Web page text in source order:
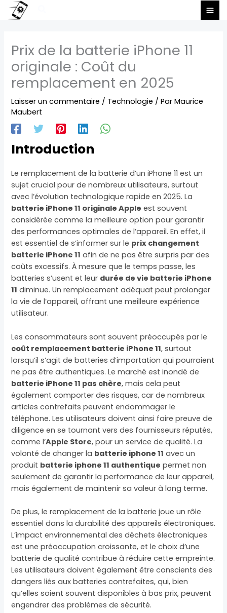
Aller
Prix de la batterie iPhone 11
originale : Coût du
remplacement en 2025
Laisser un commentaire / Technologie / ParMaurice
Maubert
Introduction
Le remplacement de la batterie d’un iPhone 11 est un
sujet crucial pour de nombreux utilisateurs, surtout
avec l’évolution technologique rapide en 2025. La
batterie iPhone 11 originale Apple est souvent
considérée comme la meilleure option pour garantir
des performances optimales de l’appareil. En effet, il
est essentiel de s’informer sur le prix changement
batterie iPhone 11 afin de ne pas être surpris par des
coûts excessifs. À mesure que le temps passe, les
batteries s’usent et leur durée de vie batterie iPhone
11 diminue. Un remplacement adéquat peut prolonger
la vie de l’appareil, offrant une meilleure expérience
utilisateur.
Les consommateurs sont souvent préoccupés par le
coût remplacement batterie iPhone 11, surtout
lorsqu’il s’agit de batteries d’importation qui pourraient
ne pas être authentiques. Le marché est inondé de
batterie iPhone 11 pas chère, mais cela peut
également comporter des risques, car de nombreux
articles contrefaits peuvent endommager le
téléphone. Les utilisateurs doivent ainsi faire preuve de
diligence en se tournant vers des fournisseurs réputés,
comme l’Apple Store, pour un service de qualité. La
volonté de changer la batterie iphone 11 avec un
produit batterie iphone 11 authentique permet non
seulement de garantir la performance de leur appareil,
mais également de maintenir sa valeur à long terme.
De plus, le remplacement de la batterie joue un rôle
essentiel dans la durabilité des appareils électroniques.
L’impact environnemental des déchets électroniques
est une préoccupation croissante, et le choix d’une
batterie de qualité contribue à réduire cette empreinte.
Les utilisateurs doivent également être conscients des
dangers liés aux batteries contrefaites, qui, bien
qu’elles soient souvent disponibles à bas prix, peuvent
engendrer des problèmes de sécurité.